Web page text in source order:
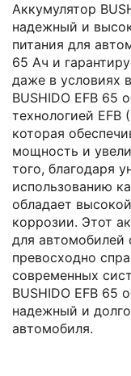
Аккумулятор
надежный и
питания для
65 Ач и
даже в условиях
BUSHIDO EFB 65
технологией EFB
которая
мощность и
того, благодаря
использованию
обладает
коррозии. Этот
для автомобилей
превосходно
современных
BUSHIDO EFB 65
надежный и
автомобиля.